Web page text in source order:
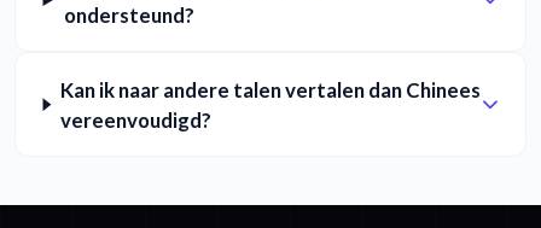
ondersteund?
Kan ik naar andere talen vertalen dan Chinees
vereenvoudigd?